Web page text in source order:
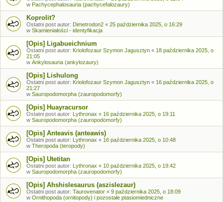
w Pachycephalosauria (pachycefalozaury)
Koprolit?
Ostatni post autor: Dimetrodon2 « 25 października 2025, o 16:29
w Skamieniałości - identyfikacja
[Opis] Ligabueichnium
Ostatni post autor: Kriolofozaur Szymon Jagusztyn « 18 października 2025, o
21:05
w Ankylosauria (ankylozaury)
[Opis] Lishulong
Ostatni post autor: Kriolofozaur Szymon Jagusztyn « 16 października 2025, o
21:27
w Sauropodomorpha (zauropodomorfy)
[Opis] Huayracursor
Ostatni post autor: Lythronax « 16 października 2025, o 19:11
w Sauropodomorpha (zauropodomorfy)
[Opis] Anteavis (anteawis)
Ostatni post autor: Lythronax « 16 października 2025, o 10:48
w Theropoda (teropody)
[Opis] Utetitan
Ostatni post autor: Lythronax « 10 października 2025, o 19:42
w Sauropodomorpha (zauropodomorfy)
[Opis] Ahshislesaurus (aszislezaur)
Ostatni post autor: Taurovenator « 9 października 2025, o 18:09
w Ornithopoda (ornitopody) i pozostałe ptasiomiedniczne